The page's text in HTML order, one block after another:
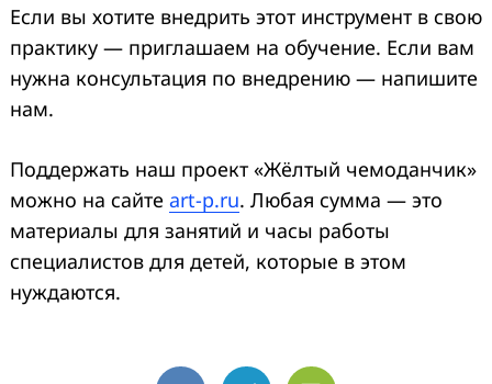
Если вы хотите внедрить этот инструмент в свою
практику — приглашаем на обучение. Если вам
нужна консультация по внедрению — напишите
нам.
Поддержать наш проект «Жёлтый чемоданчик»
можно на сайте art-p.ru. Любая сумма — это
материалы для занятий и часы работы
специалистов для детей, которые в этом
нуждаются.